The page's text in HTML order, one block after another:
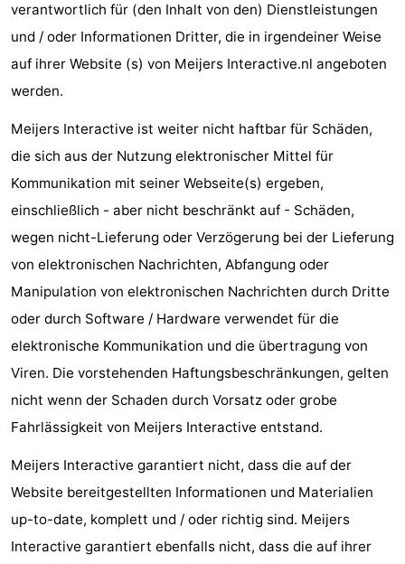
tun
Museen
-
Denkmäler
-
Aussichtspunkte
Attraktionen
-
Rundfahrten
-
Experiences
Dörfer
&
Städte
Führungen
Sport
-
Radfahren
-
Wandern
Unterhaltung
Nachtleben
verantwortlich für (den Inhalt von den) Dienstleistungen
und / oder Informationen Dritter, die in irgendeiner Weise
auf ihrer Website (s) von Meijers Interactive.nl angeboten
werden.
Meijers Interactive ist weiter nicht haftbar für Schäden,
die sich aus der Nutzung elektronischer Mittel für
Kommunikation mit seiner Webseite(s) ergeben,
einschließlich - aber nicht beschränkt auf - Schäden,
wegen nicht-Lieferung oder Verzögerung bei der Lieferung
von elektronischen Nachrichten, Abfangung oder
Manipulation von elektronischen Nachrichten durch Dritte
oder durch Software / Hardware verwendet für die
elektronische Kommunikation und die übertragung von
Viren. Die vorstehenden Haftungsbeschränkungen, gelten
nicht wenn der Schaden durch Vorsatz oder grobe
Fahrlässigkeit von Meijers Interactive entstand.
Meijers Interactive garantiert nicht, dass die auf der
Website bereitgestellten Informationen und Materialien
up-to-date, komplett und / oder richtig sind. Meijers
Interactive garantiert ebenfalls nicht, dass die auf ihrer